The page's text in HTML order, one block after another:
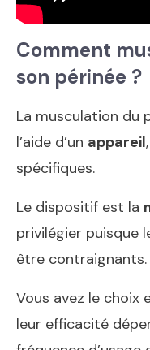
Comment
son périnée ?
La musculation du
l’aide d’un appareil
spécifiques.
Le dispositif est la
privilégier puisque
être contraignants.
Vous avez le choix
leur efficacité